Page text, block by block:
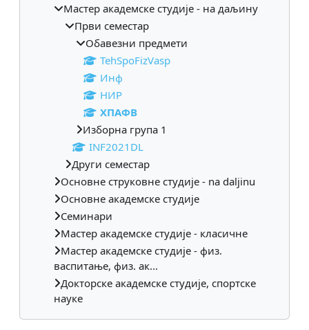
Мастер академске студије - на даљину
Први семестар
Обавезни предмети
TehSpoFizVasp
Инф
НИР
ХПАФВ
Изборна група 1
INF2021DL
Други семестар
Основне струковне студије - na daljinu
Основне академске студије
Семинари
Мастер академске студије - класичне
Мастер академске студије - физ.
васпитање, физ. ак...
Докторске академске студије, спортске
науке